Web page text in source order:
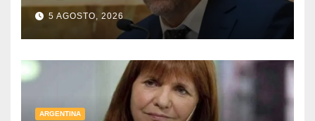
radical pidió votar en forma
remota
5 AGOSTO, 2026
ARGENTINA